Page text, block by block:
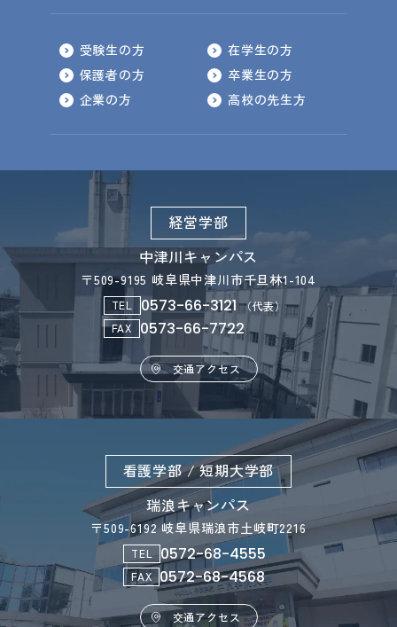
受験生の方
在学生の方
保護者の方
卒業生の方
企業の方
高校の先生方
経営学部
中津川キャンパス
〒509-9195 岐阜県中津川市千旦林1-104
TEL 0573-66-3121 （代表）
FAX
0573-66-7722
交通アクセス
看護学部 / 短期大学部
瑞浪キャンパス
〒509-6192 岐阜県瑞浪市土岐町2216
TEL 0572-68-4555
FAX 0572-68-4568
交通アクセス